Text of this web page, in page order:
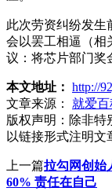
此次劳资纠纷发生
会以罢工相逼（相
议：将芯片部门奖
本文地址： http://
文章来源：
就爱
版权声明： 除非特
以链接形式注明文
上一篇拉勾网创始
60% 责任在自己